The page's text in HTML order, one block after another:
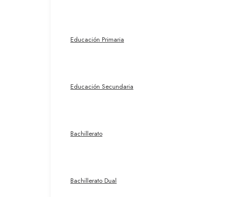
Educación Primaria
Educación Secundaria
Bachillerato
Bachillerato Dual